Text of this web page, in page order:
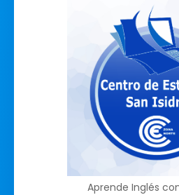
Aprende Inglés